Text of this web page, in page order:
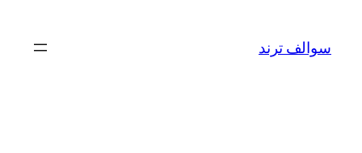
المحتوى
سوالف ترند